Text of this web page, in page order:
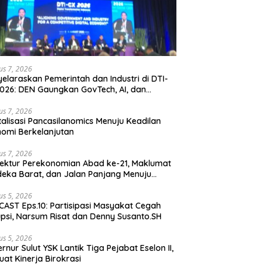
7, 2026
Pemerintah dan Industri di DTI-
DEN Gaungkan GovTech, AI, dan
7, 2026
Pancasilanomics Menuju Keadilan
Berkelanjutan
7, 2026
Perekonomian Abad ke-21, Maklumat
Barat, dan Jalan Panjang Menuju
5, 2026
Eps.10: Partisipasi Masyakat Cegah
Narsum Risat dan Denny Susanto.SH
5, 2026
YSK Lantik Tiga Pejabat Eselon II,
Kinerja Birokrasi